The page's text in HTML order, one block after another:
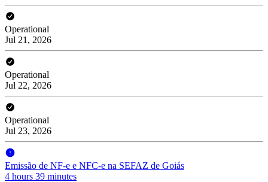
Operational
Jul 21, 2026
Operational
Jul 22, 2026
Operational
Jul 23, 2026
Emissão de NF-e e NFC-e na SEFAZ de Goiás
4 hours 39 minutes